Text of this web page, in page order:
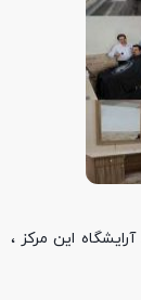
این مرکز ،